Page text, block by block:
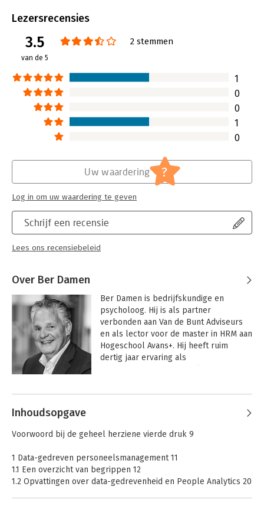
Uitgever:
Verschijningsdatum:
3-3-2022
Hoofdrubriek:
Lezersrecensies
3.5
van de 5
2 stemmen
1
0
0
1
0
Schrijf een recensie
Lees ons recensiebeleid
Uw waardering ?
Log in om uw waardering te geven
Over Ber Damen
Ber Damen is bedrijfskundige en
psycholoog. Hij is als partner
verbonden aan Van de Bunt Adviseurs
en als lector voor de master in HRM aan
Hogeschool Avans+. Hij heeft ruim
dertig jaar ervaring als
veranderkundige, organisatieontwerper
organisaties over besturings- en
inrichtingsvraagstukken, ontwikkelings-
en transitieprocessen en
gedragsverandering. Tevens treedt hij
veelvuldig op als executive coach.
Andere boeken door Ber Damen
Inhoudsopgave
Voorwoord bij de geheel herziene vierde druk 9
1 Data-gedreven personeelsmanagement 11
1.1 Een overzicht van begrippen 12
1.2 Opvattingen over data-gedrevenheid en People Analytics 20